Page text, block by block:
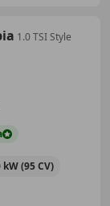
1.0 TSI Style
kW (95 CV)